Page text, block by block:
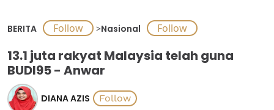
BERITA >Nasional
13.1 juta rakyat Malaysia telah guna
BUDI95 - Anwar
DIANA AZIS